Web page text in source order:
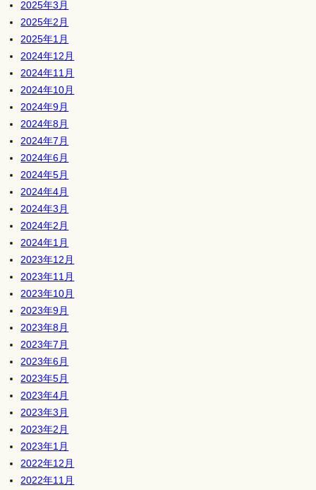
2025年3月
2025年2月
2025年1月
2024年12月
2024年11月
2024年10月
2024年9月
2024年8月
2024年7月
2024年6月
2024年5月
2024年4月
2024年3月
2024年2月
2024年1月
2023年12月
2023年11月
2023年10月
2023年9月
2023年8月
2023年7月
2023年6月
2023年5月
2023年4月
2023年3月
2023年2月
2023年1月
2022年12月
2022年11月